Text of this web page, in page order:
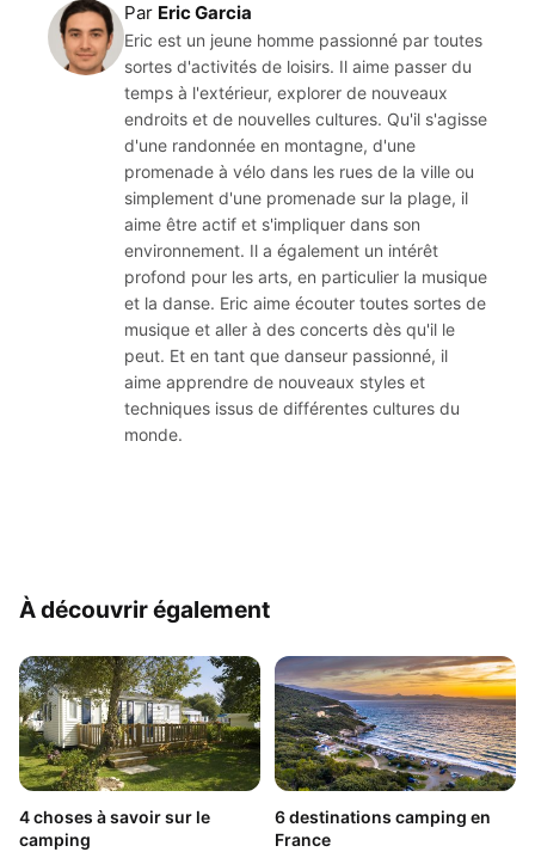
Par Eric Garcia
Eric est un jeune homme passionné par toutes
sortes d'activités de loisirs. Il aime passer du
temps à l'extérieur, explorer de nouveaux
endroits et de nouvelles cultures. Qu'il s'agisse
d'une randonnée en montagne, d'une
promenade à vélo dans les rues de la ville ou
simplement d'une promenade sur la plage, il
aime être actif et s'impliquer dans son
environnement. Il a également un intérêt
profond pour les arts, en particulier la musique
et la danse. Eric aime écouter toutes sortes de
musique et aller à des concerts dès qu'il le
peut. Et en tant que danseur passionné, il
aime apprendre de nouveaux styles et
techniques issus de différentes cultures du
monde.
À découvrir également
4 choses à savoir sur le
camping
6 destinations camping en
France